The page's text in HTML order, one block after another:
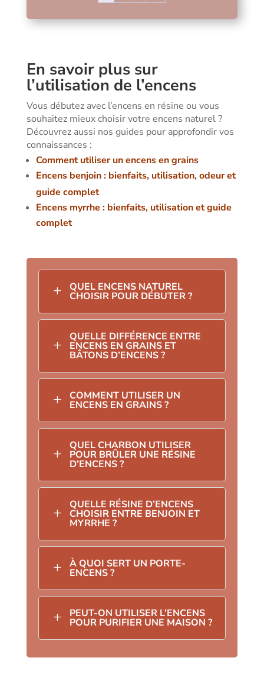
En savoir plus sur
l’utilisation de l’encens
Vous débutez avec l’encens en résine ou vous
souhaitez mieux choisir votre encens naturel ?
Découvrez aussi nos guides pour approfondir vos
connaissances :
Comment utiliser un encens en grains
Encens benjoin : bienfaits, utilisation, odeur et
guide complet
Encens myrrhe : bienfaits, utilisation et guide
complet
L QUEL ENCENS NATUREL
CHOISIR POUR DÉBUTER ?
L
QUELLE DIFFÉRENCE ENTRE
ENCENS EN GRAINS ET
BÂTONS D’ENCENS ?
L COMMENT UTILISER UN
ENCENS EN GRAINS ?
L
QUEL CHARBON UTILISER
POUR BRÛLER UNE RÉSINE
D’ENCENS ?
L
QUELLE RÉSINE D’ENCENS
CHOISIR ENTRE BENJOIN ET
MYRRHE ?
L À QUOI SERT UN PORTE-
ENCENS ?
L PEUT-ON UTILISER L’ENCENS
POUR PURIFIER UNE MAISON ?